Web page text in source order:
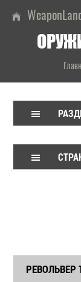
РЕВОЛЬВЕР